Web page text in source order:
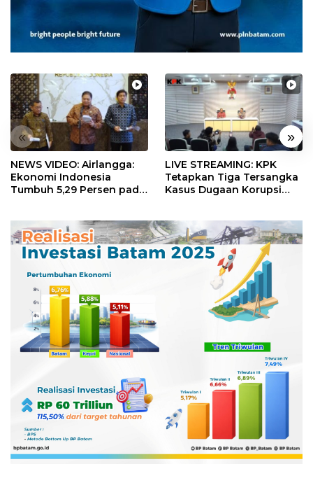
« »
NEWS VIDEO: Airlangga:
Ekonomi Indonesia
Tumbuh 5,29 Persen pada
LIVE STREAMING: KPK
Tetapkan Tiga Tersangka
Kasus Dugaan Korupsi